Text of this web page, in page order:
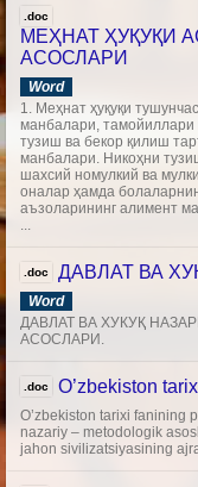
.doc
МЕҲНАТ ҲУҚУҚИ
АСОСЛАРИ
Word
1. Меҳнат ҳуқуқи
манбалари,
тузиш ва бекор қилиш
манбалари. Никоҳни
шахсий номулкий ва
оналар ҳамда
аъзоларининг алимент
...
.doc ДАВЛАТ ВА
Word
ДАВЛАТ ВА ХУКУҚ
АСОСЛАРИ.
.doc O’zbekiston
O’zbekiston tarixi fanining
nazariy – metodologik
jahon sivilizatsiyasining